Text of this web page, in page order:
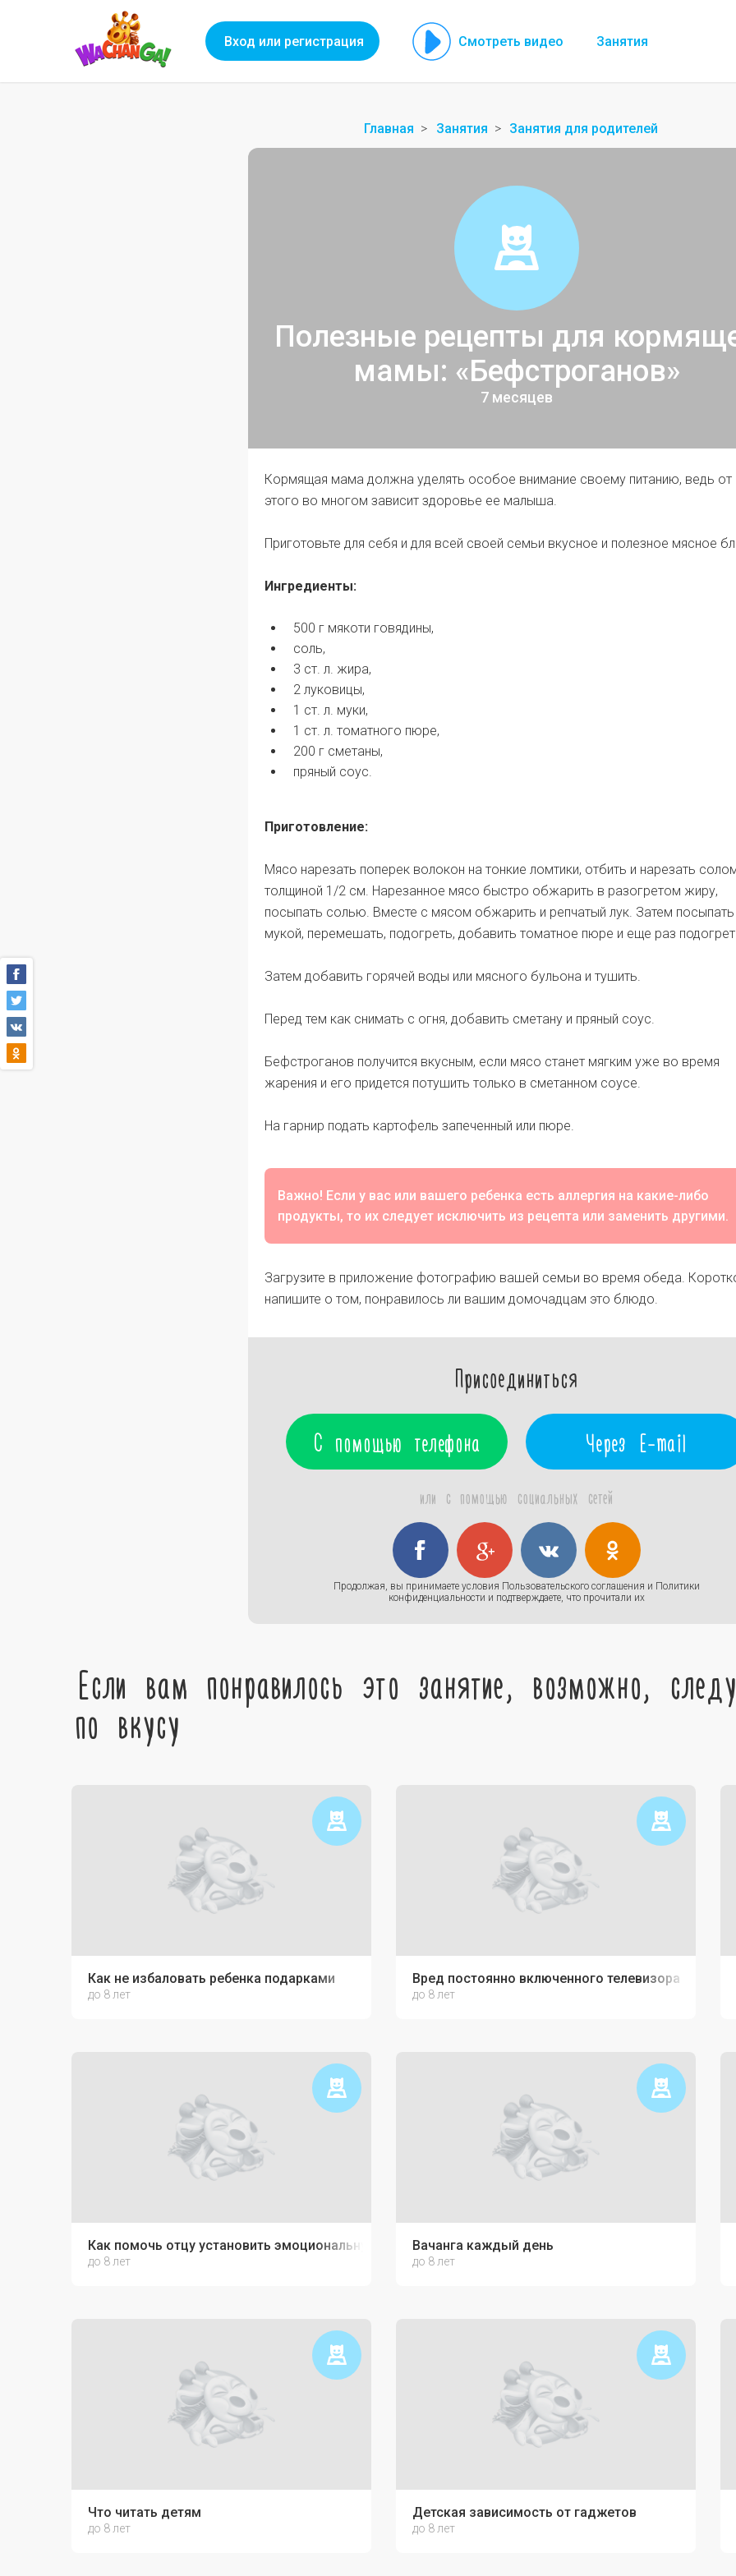
Вход или регистрация Смотреть видео Занятия
Главная Занятия Занятия для родителей
Полезные рецепты для
мамы: «Бефстроганов»
7 месяцев
Кормящая мама должна уделять особое внимание своему питанию, ведь от
этого во многом зависит здоровье ее малыша.
Приготовьте для себя и для всей своей семьи вкусное и полезное мясное
Ингредиенты:
500 г мякоти говядины,
соль,
3 ст. л. жира,
2 луковицы,
1 ст. л. муки,
1 ст. л. томатного пюре,
200 г сметаны,
пряный соус.
Приготовление:
Мясо нарезать поперек волокон на тонкие ломтики, отбить и нарезать
толщиной 1/2 см. Нарезанное мясо быстро обжарить в разогретом жиру,
посыпать солью. Вместе с мясом обжарить и репчатый лук. Затем посыпать
мукой, перемешать, подогреть, добавить томатное пюре и еще раз
Затем добавить горячей воды или мясного бульона и тушить.
Перед тем как снимать с огня, добавить сметану и пряный соус.
Бефстроганов получится вкусным, если мясо станет мягким уже во время
жарения и его придется потушить только в сметанном соусе.
На гарнир подать картофель запеченный или пюре.
Важно! Если у вас или вашего ребенка есть аллергия на какие-либо
продукты, то их следует исключить из рецепта или заменить другими.
Загрузите в приложение фотографию вашей семьи во время обеда.
напишите о том, понравилось ли вашим домочадцам это блюдо.
Присоединиться
С помощью телефона Через E-mail
или с помощью социальных сетей
Продолжая, вы принимаете условия Пользовательского соглашения и Политики
конфиденциальности и подтверждаете, что прочитали их
Если вам понравилось это занятие, возможно,
по вкусу
Как не избаловать ребенка подарками
до 8 лет
Вред постоянно включенного телевизора
до 8 лет
Как помочь отцу установить эмоциональную связь с ребёнком
до 8 лет
Вачанга каждый день
до 8 лет
Что читать детям
до 8 лет
Детская зависимость от гаджетов
до 8 лет